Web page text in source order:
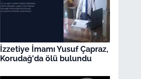
İzzetiye İmamı Yusuf Çapraz,
Korudağ'da ölü bulundu